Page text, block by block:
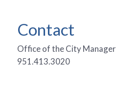
Contact
Office of the City Manager
951.413.3020